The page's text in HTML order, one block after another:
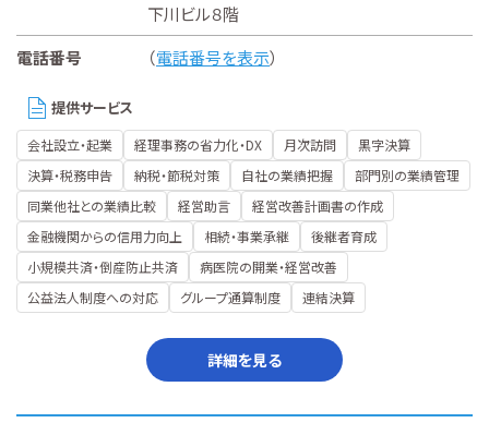
下川ビル８階
電話番号
（電話番号を表示）
提供サービス
会社設立・起業 経理事務の省力化・DX 月次訪問
黒字決算
決算・税務申告
納税・節税対策 自社の業績把握
部門別の業績管理
同業他社との業績比較
経営助言
経営改善計画書の作成
金融機関からの信用力向上
相続・事業承継
後継者育成
小規模共済・倒産防止共済
病医院の開業・経営改善
公益法人制度への対応
グループ通算制度 連結決算
詳細を見る